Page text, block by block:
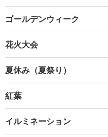
ゴールデンウィーク
花火大会
夏休み（夏祭り）
紅葉
イルミネーション